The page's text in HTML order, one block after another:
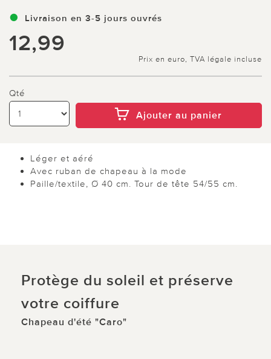
Livraison en 3-5 jours ouvrés
12,99
Prix en euro, TVA légale incluse
Qté
Ajouter au panier
Léger et aéré
Avec ruban de chapeau à la mode
Paille/textile, Ø 40 cm. Tour de tête 54/55 cm.
Protège du soleil et préserve
votre coiffure
Chapeau d'été "Caro"